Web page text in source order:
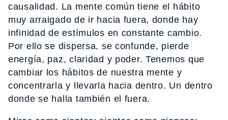
causalidad. La mente común tiene el hábito
muy arraigado de ir hacia fuera, donde hay
infinidad de estímulos en constante cambio.
Por ello se dispersa, se confunde, pierde
energía, paz, claridad y poder. Tenemos que
cambiar los hábitos de nuestra mente y
concentrarla y llevarla hacia dentro. Un dentro
donde se halla también el fuera.